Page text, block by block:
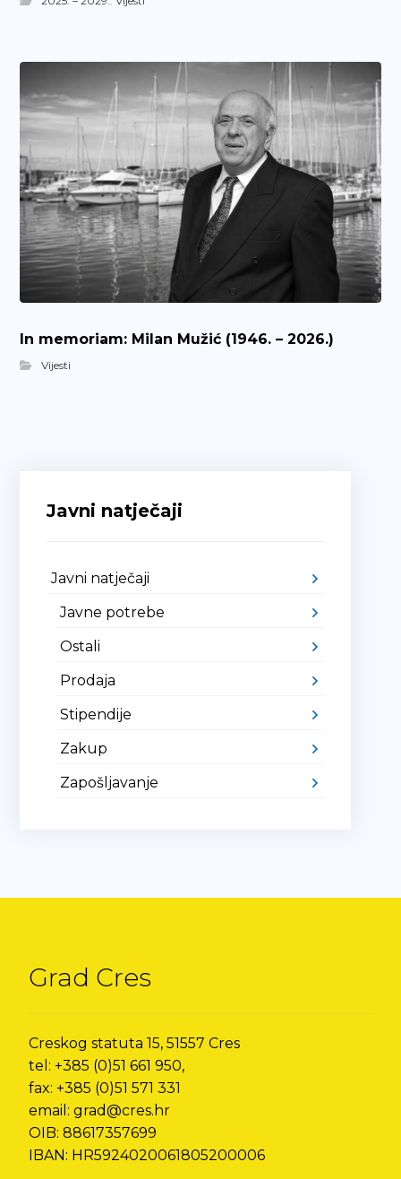
In memoriam: Milan Mužić (1946. – 2026.)
Vijesti
Javni natječaji
Javni natječaji
Javne potrebe
Ostali
Prodaja
Stipendije
Zakup
Zapošljavanje
Grad Cres
Creskog statuta 15, 51557 Cres
tel: +385 (0)51 661 950,
fax: +385 (0)51 571 331
email: grad@cres.hr
OIB: 88617357699
IBAN: HR5924020061805200006